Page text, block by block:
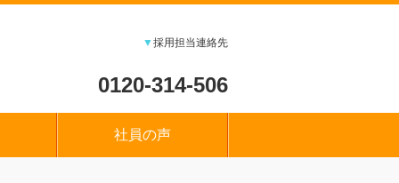
▼採用担当連絡先
0120-314-506
社員の声